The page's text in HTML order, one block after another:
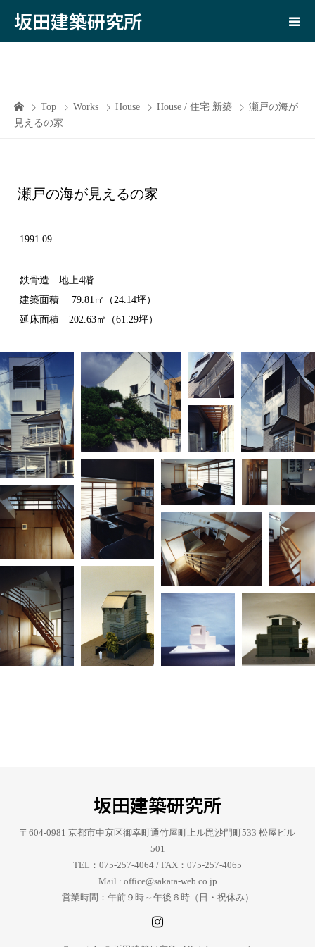
坂田建築研究所
Top Works House House / 住宅 新築
瀬戸の海が
見えるの家
瀬戸の海が見えるの家
1991.09
鉄骨造 地上4階
建築面積 79.81㎡（24.14坪）
延床面積 202.63㎡（61.29坪）
坂田建築研究所
〒604-0981 京都市中京区御幸町通竹屋町上ル毘沙門町533 松屋ビル
501
TEL：075-257-4064 / FAX：075-257-4065
Mail : office@sakata-web.co.jp
営業時間：午前９時～午後６時（日・祝休み）